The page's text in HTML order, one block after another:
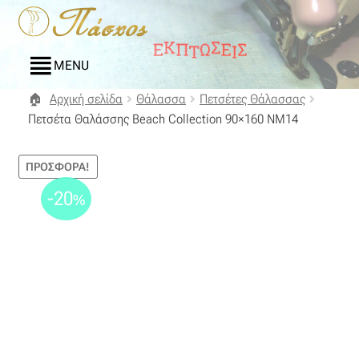
Απευθείας
μετάβαση
στην
πλοήγηση
Μετάβαση
σε
περιεχόμενο
MENU
Αρχική
Compare
Αρχική σελίδα Θάλασσα
Πετσέτες Θάλασσας
Πετσέτα Θαλάσσης Beach Collection 90×160 NM14
ΠΡΟΣΦΟΡΆ!
-20%